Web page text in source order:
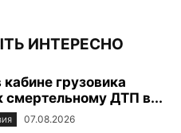
ИНТЕРЕСНО
грузовика
смертельному ДТП в...
07.08.2026